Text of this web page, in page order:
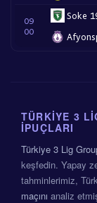
09
00
Soke
TÜRKIYE 3
İPUÇLARI
Türkiye 3 Lig
keşfedin. Yapay
tahminlerimiz,
maçını analiz